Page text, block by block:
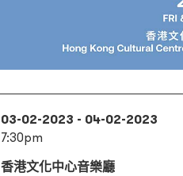
03-02-2023 - 04-02-2023
7:30pm
香港文化中心音樂廳